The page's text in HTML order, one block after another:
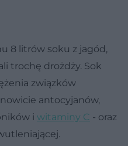
8 litrów soku z jagód,
trochę drożdży. Sok
związków
antocyjanów,
i witaminy C - oraz